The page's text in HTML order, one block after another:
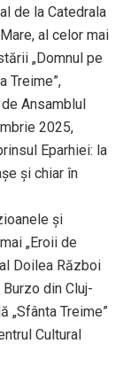
de la Catedrala
al celor mai
„Domnul pe
Treime”,
Ansamblul
2025,
Eparhiei: la
și chiar în
și
„Eroii de
Doilea Război
din Cluj-
„Sfânta Treime”
Cultural